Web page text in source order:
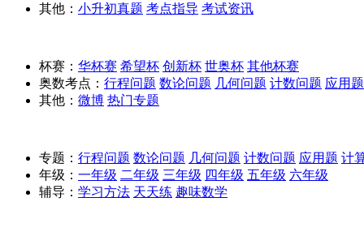
其他： 小升初真题 考点指导 考试资讯
杯赛： 华杯赛 希望杯 创新杯 世奥杯 其他杯赛
奥数考点： 行程问题 数论问题 几何问题 计数问题 应用题
其他： 微博 热门专题
专题： 行程问题 数论问题 几何问题 计数问题 应用题 计
年级： 一年级 二年级 三年级 四年级 五年级 六年级
辅导： 学习方法 天天练 趣味数学